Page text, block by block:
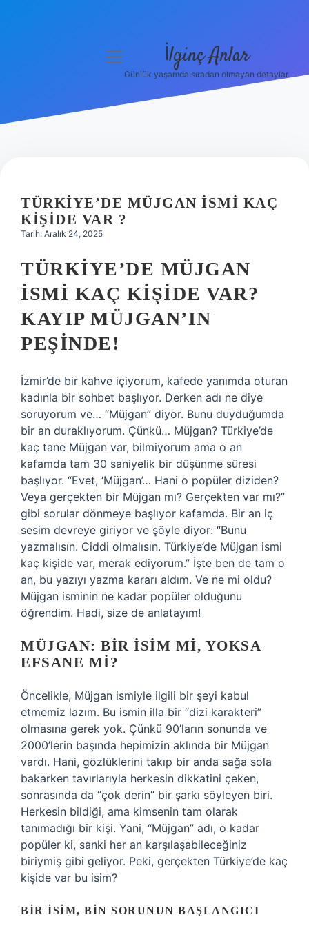
Hakkımızda
menüyü
İlginç Anlar
Günlük yaşamda sıradan olmayan detaylar.
TÜRKIYE’DE MÜJGAN ISMI KAÇ
KIŞIDE VAR ?
Tarih: Aralık 24, 2025
TÜRKIYE’DE MÜJGAN
İSMI KAÇ KIŞIDE VAR?
KAYIP MÜJGAN’IN
PEŞINDE!
İzmir’de bir kahve içiyorum, kafede yanımda oturan
kadınla bir sohbet başlıyor. Derken adı ne diye
soruyorum ve… “Müjgan” diyor. Bunu duyduğumda
bir an duraklıyorum. Çünkü… Müjgan? Türkiye’de
kaç tane Müjgan var, bilmiyorum ama o an
kafamda tam 30 saniyelik bir düşünme süresi
başlıyor. “Evet, ‘Müjgan’… Hani o popüler diziden?
Veya gerçekten bir Müjgan mı? Gerçekten var mı?”
gibi sorular dönmeye başlıyor kafamda. Bir an iç
sesim devreye giriyor ve şöyle diyor: “Bunu
yazmalısın. Ciddi olmalısın. Türkiye’de Müjgan ismi
kaç kişide var, merak ediyorum.” İşte ben de tam o
an, bu yazıyı yazma kararı aldım. Ve ne mi oldu?
Müjgan isminin ne kadar popüler olduğunu
öğrendim. Hadi, size de anlatayım!
MÜJGAN: BIR İSIM MI, YOKSA
EFSANE MI?
Öncelikle, Müjgan ismiyle ilgili bir şeyi kabul
etmemiz lazım. Bu ismin illa bir “dizi karakteri”
olmasına gerek yok. Çünkü 90’ların sonunda ve
2000’lerin başında hepimizin aklında bir Müjgan
vardı. Hani, gözlüklerini takıp bir anda sağa sola
bakarken tavırlarıyla herkesin dikkatini çeken,
sonrasında da “çok derin” bir şarkı söyleyen biri.
Herkesin bildiği, ama kimsenin tam olarak
tanımadığı bir kişi. Yani, “Müjgan” adı, o kadar
popüler ki, sanki her an karşılaşabileceğiniz
biriymiş gibi geliyor. Peki, gerçekten Türkiye’de kaç
kişide var bu isim?
BIR İSIM, BIN SORUNUN BAŞLANGICI